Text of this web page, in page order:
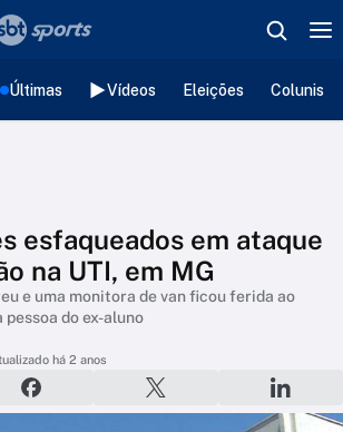
Últimas Vídeos Eleições
esfaqueados em ataque
na UTI, em MG
e uma monitora de van ficou ferida ao
do ex-aluno
há 2 anos